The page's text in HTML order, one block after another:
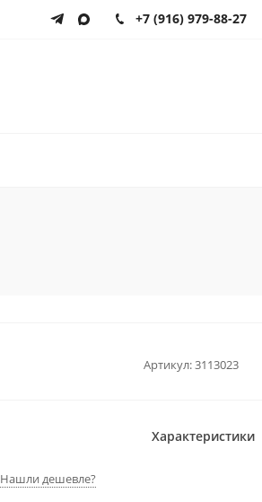
+7 (916) 979-88-27
Артикул:3113023
Нашли дешевле?
Характеристики